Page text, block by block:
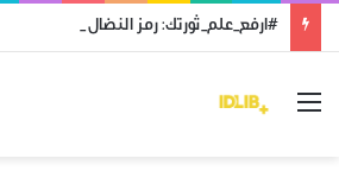
#ارفع_علم_ثورتك: رمز النضال ووحدة الهدف
القائمة